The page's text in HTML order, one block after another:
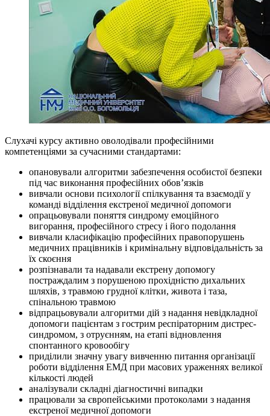
Слухачі курсу активно оволодівали професійними
компетенціями за сучасними стандартами:
опановували алгоритми забезпечення особистої безпеки
під час виконання професійних обов’язків
вивчали основи психології спілкування та взаємодії у
команді відділення екстреної медичної допомоги
опрацьовували поняття синдрому емоційного
вигорання, професійного стресу і його подолання
вивчали класифікацію професійних правопорушень
медичних працівників і кримінальну відповідальність за
їх скоєння
розпізнавали та надавали екстрену допомогу
постраждалим з порушеною прохідністю дихальних
шляхів, з травмою грудної клітки, живота і таза,
спінальною травмою
відпрацьовували алгоритми дій з надання невідкладної
допомоги пацієнтам з гострим респіраторним дистрес-
синдромом, з отруєнням, на етапі відновлення
спонтанного кровообігу
приділили значну увагу вивченню питання організації
роботи відділення ЕМД при масових ураженнях великої
кількості людей
аналізували складні діагностичні випадки
працювали за європейськими протоколами з надання
екстреної медичної допомоги